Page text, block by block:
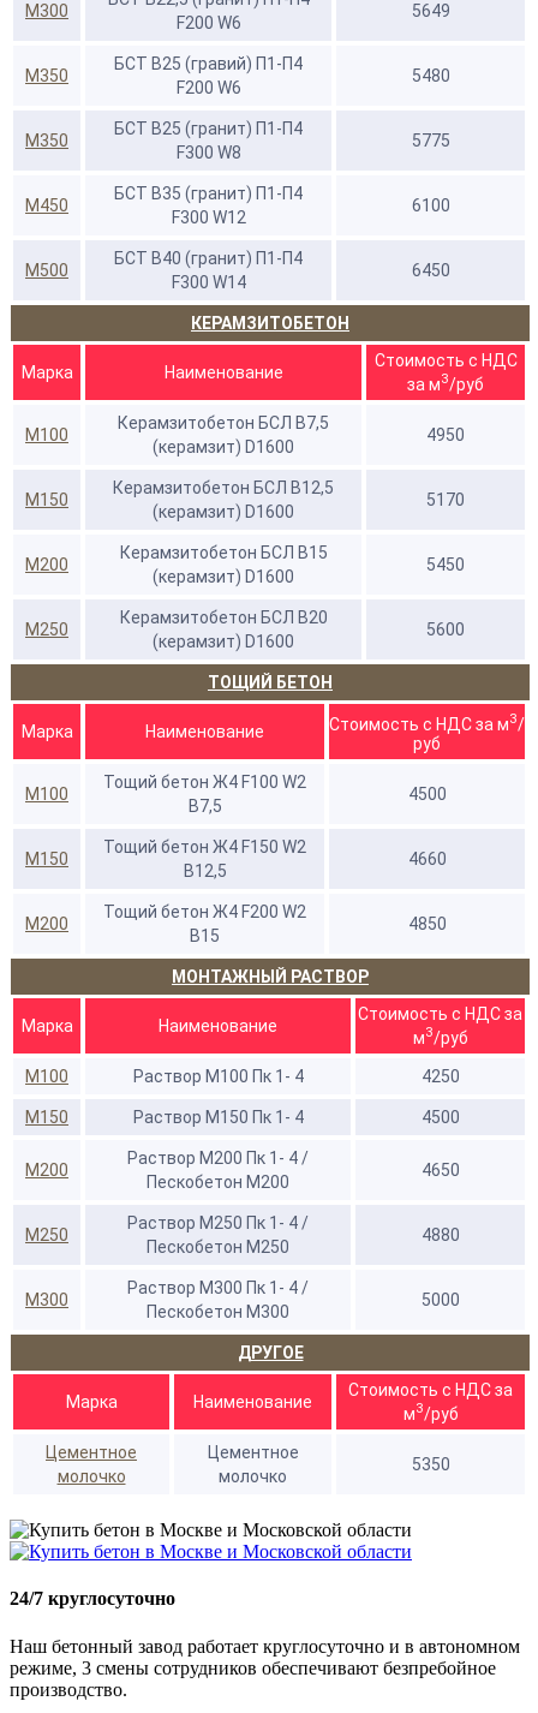
М300
F200 W6
5649
М350
БСТ В25 (гравий) П1-П4
F200 W6
5480
М350
БСТ В25 (гранит) П1-П4
F300 W8
5775
М450
БСТ В35 (гранит) П1-П4
F300 W12
6100
М500
БСТ В40 (гранит) П1-П4
F300 W14
6450
КЕРАМЗИТОБЕТОН
Марка Наименование
Стоимость с НДС
за м3/руб
М100
Керамзитобетон БСЛ В7,5
(керамзит) D1600
4950
М150
Керамзитобетон БСЛ В12,5
(керамзит) D1600
5170
М200
Керамзитобетон БСЛ В15
(керамзит) D1600
5450
М250
Керамзитобетон БСЛ В20
(керамзит) D1600
5600
ТОЩИЙ БЕТОН
Марка Наименование Стоимость с НДС за м3/
руб
М100
Тощий бетон Ж4 F100 W2
В7,5
4500
М150
Тощий бетон Ж4 F150 W2
В12,5
4660
М200
Тощий бетон Ж4 F200 W2
В15
4850
МОНТАЖНЫЙ РАСТВОР
Марка Наименование
Стоимость с НДС за
м3/руб
М100 Раствор М100 Пк 1- 4 4250
М150 Раствор М150 Пк 1- 4 4500
М200
Раствор М200 Пк 1- 4 /
Пескобетон М200
4650
М250
Раствор М250 Пк 1- 4 /
Пескобетон М250
4880
М300
Раствор М300 Пк 1- 4 /
Пескобетон М300
5000
ДРУГОЕ
Марка Наименование
Стоимость с НДС за
м3/руб
Цементное
молочко
Цементное
молочко
5350
24/7 круглосуточно
Наш бетонный завод работает круглосуточно и в автономном
режиме, 3 смены сотрудников обеспечивают безпребойное
производство.